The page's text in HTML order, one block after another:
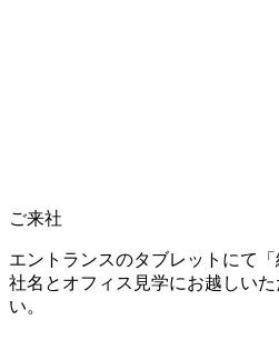
ご来社
エントランスのタブレットにて
社名とオフィス見学にお越しい
い。